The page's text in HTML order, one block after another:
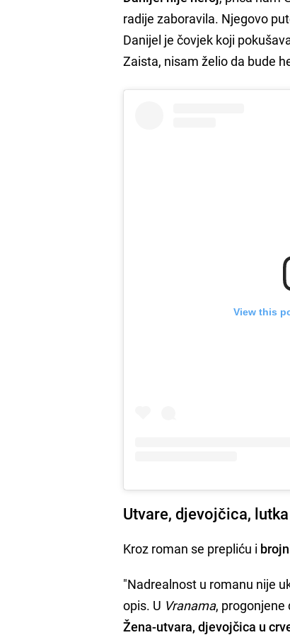
radije zaboravila. Njegovo
Danijel je čovjek koji
Zaista, nisam želio da bude
View this
Utvare, djevojčica, lutka
Kroz roman se prepliću i
"Nadrealnost u romanu nije
opis. U Vranama,
Žena-utvara, djevojčica u